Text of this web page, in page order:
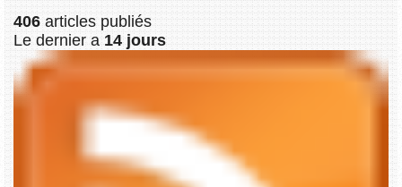
406 articles publiés
Le dernier a 14 jours